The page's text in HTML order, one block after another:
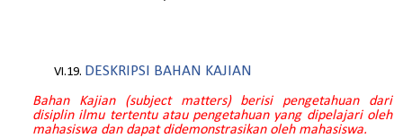
DESKRIPSI BAHAN KAJIAN
Bahan Kajian (subject matters) berisi pengetahuan dari
disiplin ilmu tertentu atau pengetahuan yang dipelajari oleh
mahasiswa dan dapat didemonstrasikan oleh mahasiswa.